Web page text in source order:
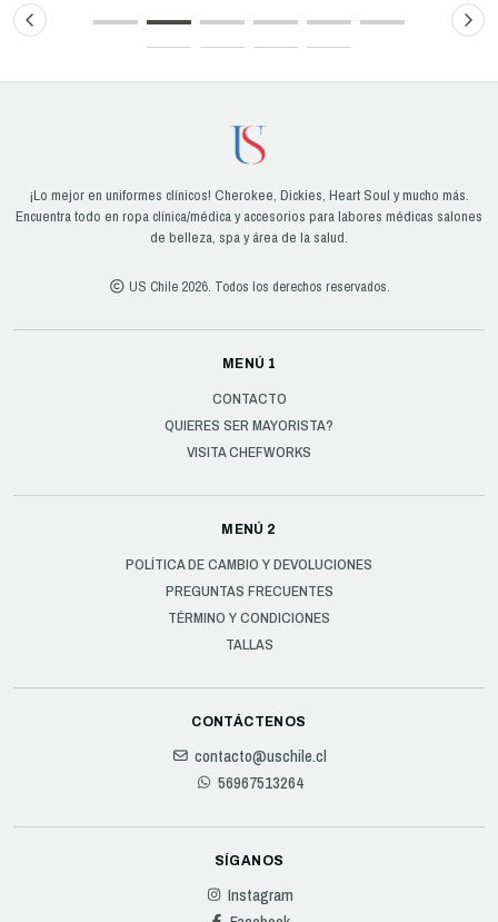
¡Lo mejor en uniformes clínicos! Cherokee, Dickies, Heart Soul y mucho más.
Encuentra todo en ropa clínica/médica y accesorios para labores médicas salones
de belleza, spa y área de la salud.
US Chile 2026. Todos los derechos reservados.
MENÚ 1
CONTACTO
QUIERES SER MAYORISTA?
VISITA CHEFWORKS
MENÚ 2
POLÍTICA DE CAMBIO Y DEVOLUCIONES
PREGUNTAS FRECUENTES
TÉRMINO Y CONDICIONES
TALLAS
CONTÁCTENOS
contacto@uschile.cl
56967513264
SÍGANOS
Instagram